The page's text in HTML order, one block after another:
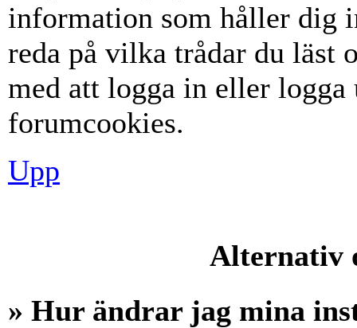
information som håller dig
reda på vilka trådar du läst
med att logga in eller
forumcookies.
Upp
Alternativ
» Hur ändrar jag mina